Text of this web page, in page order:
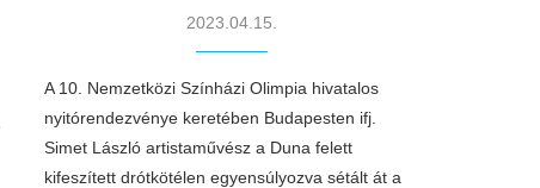
2023.04.15.
A 10. Nemzetközi Színházi Olimpia hivatalos
nyitórendezvénye keretében Budapesten ifj.
Simet László artistaművész a Duna felett
kifeszített drótkötélen egyensúlyozva sétált át a